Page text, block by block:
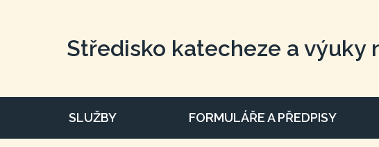
Středisko katecheze a výuky
SLUŽBY FORMULÁŘE A PŘEDPISY